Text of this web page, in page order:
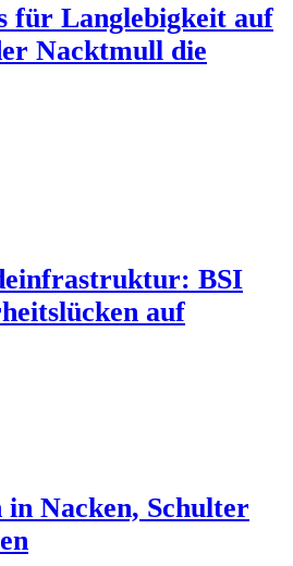
für Langlebigkeit auf
Nacktmull die
BSI
auf
in Nacken, Schulter